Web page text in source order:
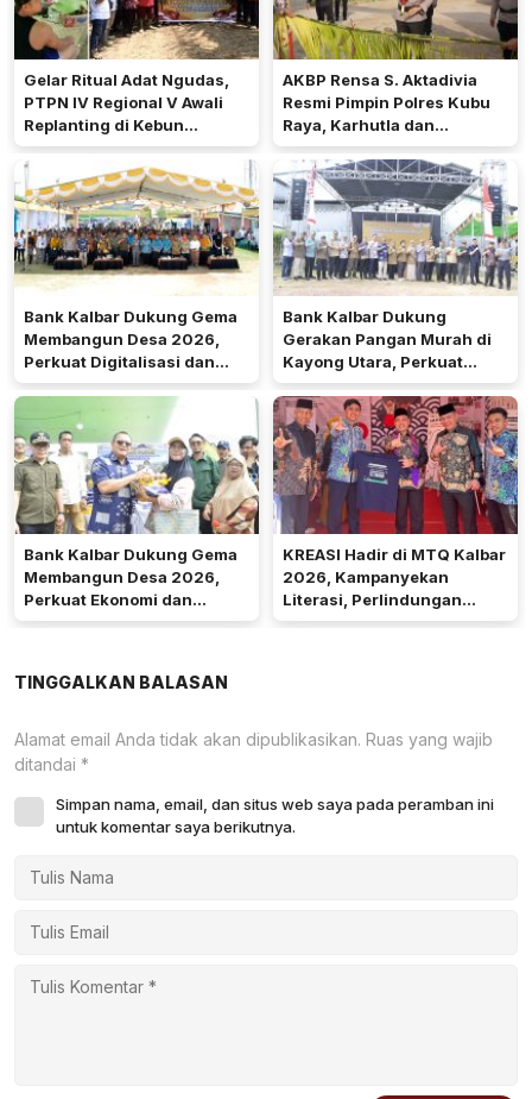
Gelar Ritual Adat Ngudas,
PTPN IV Regional V Awali
Replanting di Kebun
Kembayan
AKBP Rensa S. Aktadivia
Resmi Pimpin Polres Kubu
Raya, Karhutla dan
Pelayanan Publik Jadi
Prioritas
Bank Kalbar Dukung Gema
Membangun Desa 2026,
Perkuat Digitalisasi dan
Ekonomi Desa Teluk Batang
Bank Kalbar Dukung
Gerakan Pangan Murah di
Kayong Utara, Perkuat
Akses Keuangan
Masyarakat
Bank Kalbar Dukung Gema
Membangun Desa 2026,
Perkuat Ekonomi dan
Kemandirian Desa di Kalbar
KREASI Hadir di MTQ Kalbar
2026, Kampanyekan
Literasi, Perlindungan
Anak, dan Wajib Belajar 13
TINGGALKAN BALASAN
Alamat email Anda tidak akan dipublikasikan. Ruas yang wajib
ditandai *
Simpan nama, email, dan situs web saya pada peramban ini
untuk komentar saya berikutnya.